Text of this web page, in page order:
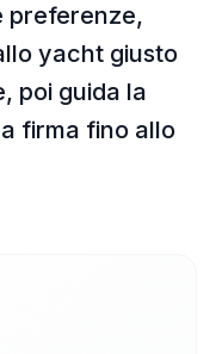
preferenze,
yacht giusto
poi guida la
firma fino allo